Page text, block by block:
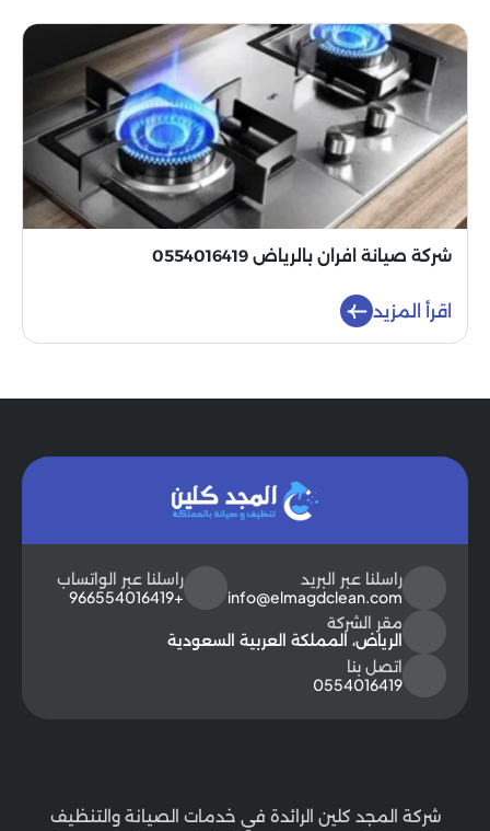
شركة صيانة افران بالرياض 0554016419
اقرأ المزيد
راسلنا عبر البريد
info@elmagdclean.com
راسلنا عبر الواتساب
+966554016419
مقر الشركة
الرياض، المملكة العربية السعودية
اتصل بنا
0554016419
شركة المجد كلين الرائدة في خدمات الصيانة والتنظيف